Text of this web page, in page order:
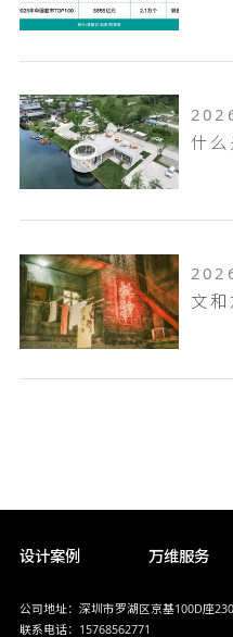
文
设计案例 万维服务
公司地址：深圳市罗湖区京基100D座
联系电话：15768562771